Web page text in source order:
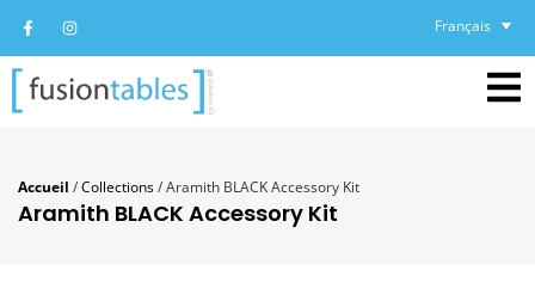
Français
Accueil /Collections/Aramith BLACK Accessory Kit
Aramith BLACK Accessory Kit